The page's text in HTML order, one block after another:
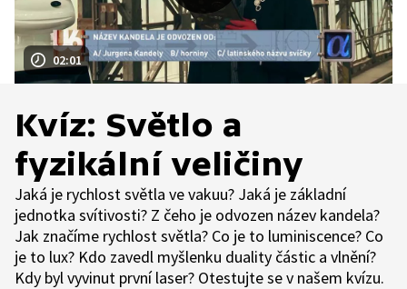
02:01
Kvíz: Světlo a
fyzikální veličiny
Jaká je rychlost světla ve vakuu? Jaká je základní
jednotka svítivosti? Z čeho je odvozen název kandela?
Jak značíme rychlost světla? Co je to luminiscence? Co
je to lux? Kdo zavedl myšlenku duality částic a vlnění?
Kdy byl vyvinut první laser? Otestujte se v našem kvízu.